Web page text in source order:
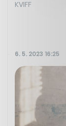
KVIFF
6. 5. 2023 16:25